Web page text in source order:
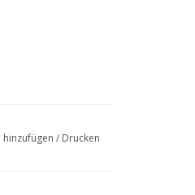
hinzufügen / Drucken